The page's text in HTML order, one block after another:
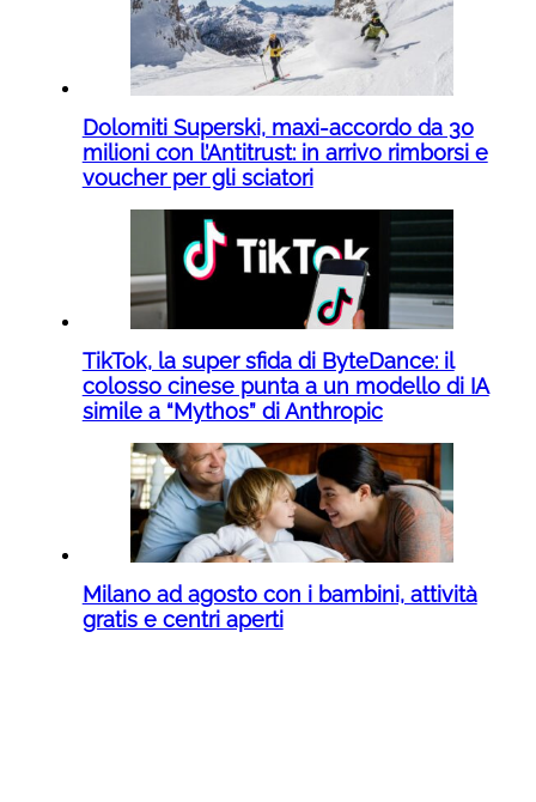
Dolomiti Superski, maxi-accordo da 30
milioni con l’Antitrust: in arrivo rimborsi e
voucher per gli sciatori
TikTok, la super sfida di ByteDance: il
colosso cinese punta a un modello di IA
simile a “Mythos” di Anthropic
Milano ad agosto con i bambini, attività
gratis e centri aperti